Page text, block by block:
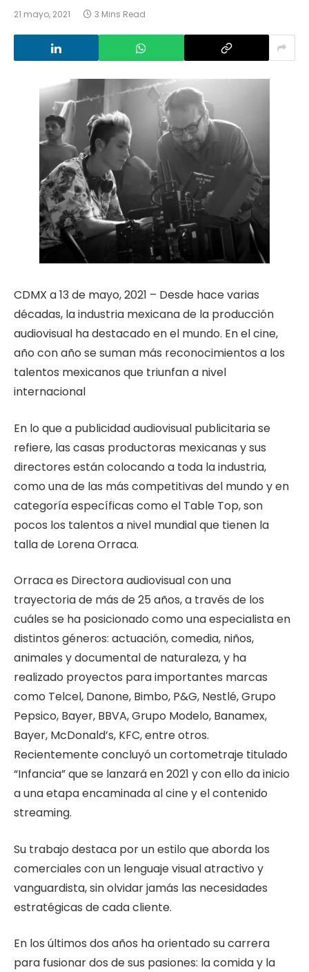
21 mayo, 2021 3 Mins Read
CDMX a 13 de mayo, 2021 – Desde hace varias
décadas, la industria mexicana de la producción
audiovisual ha destacado en el mundo. En el cine,
año con año se suman más reconocimientos a los
talentos mexicanos que triunfan a nivel
internacional
En lo que a publicidad audiovisual publicitaria se
refiere, las casas productoras mexicanas y sus
directores están colocando a toda la industria,
como una de las más competitivas del mundo y en
categoría específicas como el Table Top, son
pocos los talentos a nivel mundial que tienen la
talla de Lorena Orraca.
Orraca es Directora audiovisual con una
trayectoria de más de 25 años, a través de los
cuáles se ha posicionado como una especialista en
distintos géneros: actuación, comedia, niños,
animales y documental de naturaleza, y ha
realizado proyectos para importantes marcas
como Telcel, Danone, Bimbo, P&G, Nestlé, Grupo
Pepsico, Bayer, BBVA, Grupo Modelo, Banamex,
Bayer, McDonald’s, KFC, entre otros.
Recientemente concluyó un cortometraje titulado
“Infancia” que se lanzará en 2021 y con ello da inicio
a una etapa encaminada al cine y el contenido
streaming.
Su trabajo destaca por un estilo que aborda los
comerciales con un lenguaje visual atractivo y
vanguardista, sin olvidar jamás las necesidades
estratégicas de cada cliente.
En los últimos dos años ha orientado su carrera
para fusionar dos de sus pasiones: la comida y la